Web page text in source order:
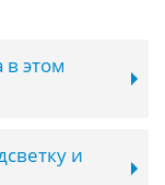
в этом
и